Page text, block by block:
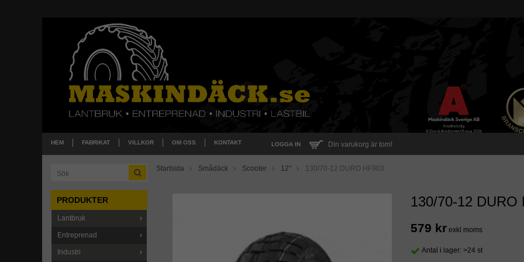
HEM FABRIKAT VILLKOR OM OSS KONTAKT LOGGA IN Din varukorg är tom!
PRODUKTER
Lantbruk
Entreprenad
Industri
Startsida Smådäck Scooter 12" 130/70-12 DURO HF903
130/70-12 DURO
579 kr exkl moms
Antal i lager: >24 st